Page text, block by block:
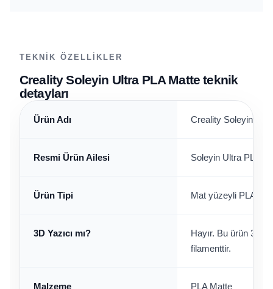
TEKNIK ÖZELLIKLER
Creality Soleyin Ultra PLA Matte teknik
detayları
Ürün Adı Creality Soleyin
Resmi Ürün Ailesi Soleyin Ultra PLA
Ürün Tipi Mat yüzeyli PLA
3D Yazıcı mı?
Hayır. Bu ürün 3D
filamenttir.
Malzeme PLA Matte